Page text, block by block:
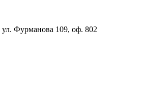
ул. Фурманова 109, оф. 802